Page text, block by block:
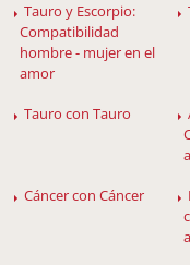
Tauro y Escorpio:
Compatibilidad
hombre - mujer en el
amor
Tauro con Tauro
Cáncer con Cáncer